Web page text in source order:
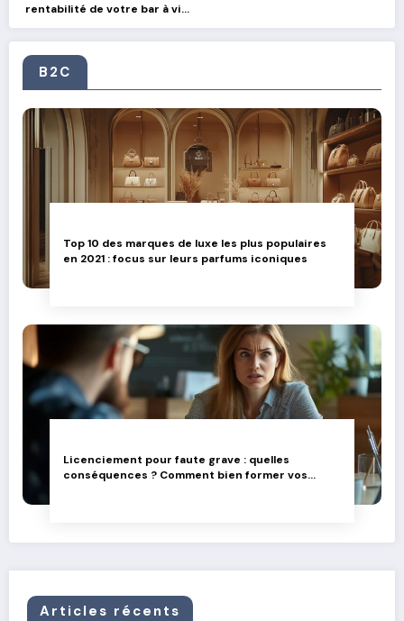
rentabilité de votre bar à vin
grâce aux partenariats avec
des producteurs locaux
B2C
Top 10 des marques de luxe les plus populaires
en 2021 : focus sur leurs parfums iconiques
Licenciement pour faute grave : quelles
conséquences ? Comment bien former vos
Articles récents